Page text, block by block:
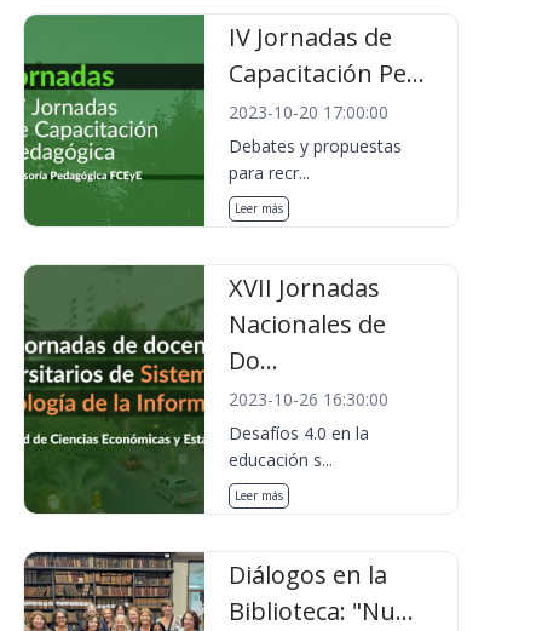
IV Jornadas de
Capacitación Pe...
2023-10-20 17:00:00
Debates y propuestas
para recr...
Leer más
XVII Jornadas
Nacionales de
Do...
2023-10-26 16:30:00
Desafíos 4.0 en la
educación s...
Leer más
Diálogos en la
Biblioteca: "Nu...